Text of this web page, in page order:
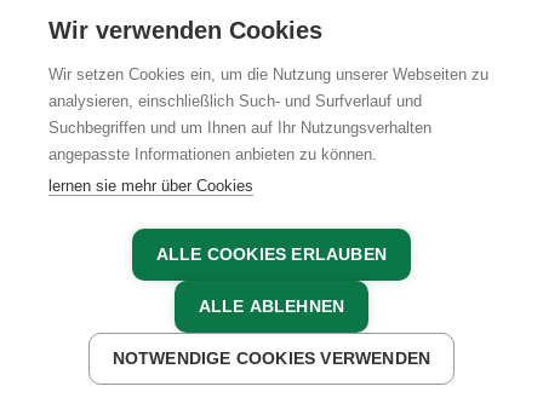
JETZT ANFRAGEN
Wir verwenden Cookies
Wir setzen Cookies ein, um die Nutzung unserer Webseiten zu
analysieren, einschließlich Such- und Surfverlauf und
Suchbegriffen und um Ihnen auf Ihr Nutzungsverhalten
angepasste Informationen anbieten zu können.
lernen sie mehr über Cookies
ALLE COOKIES ERLAUBEN
ALLE ABLEHNEN
NOTWENDIGE COOKIES VERWENDEN